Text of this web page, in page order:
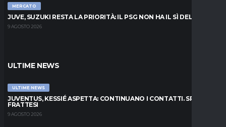
MERCATO
JUVE, SUZUKI RESTA LA PRIORITÀ: IL PSG NON HA IL SÌ DEL PARMA
9 AGOSTO 2026
ULTIME NEWS
ULTIME NEWS
JUVENTUS, KESSIÉ ASPETTA: CONTINUANO I CONTATTI. SPUNTA
FRATTESI
9 AGOSTO 2026